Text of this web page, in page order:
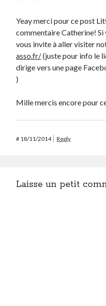
Yeay merci pour ce post
commentaire Catherine! Si
vous invite à aller visiter
asso.fr/(juste pour info le
dirige vers une page
)
Mille mercis encore pour
# 18/11/2014 Reply
Laisse un petit